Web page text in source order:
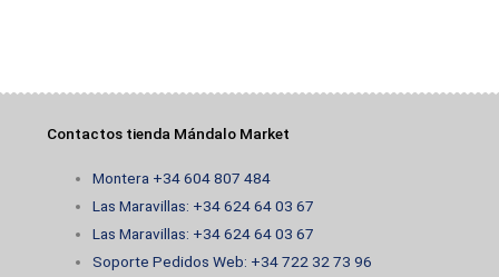
Contactos tienda Mándalo Market
Montera +34 604 807 484
Las Maravillas: +34 624 64 03 67
Las Maravillas: +34 624 64 03 67
Soporte Pedidos Web: +34 722 32 73 96